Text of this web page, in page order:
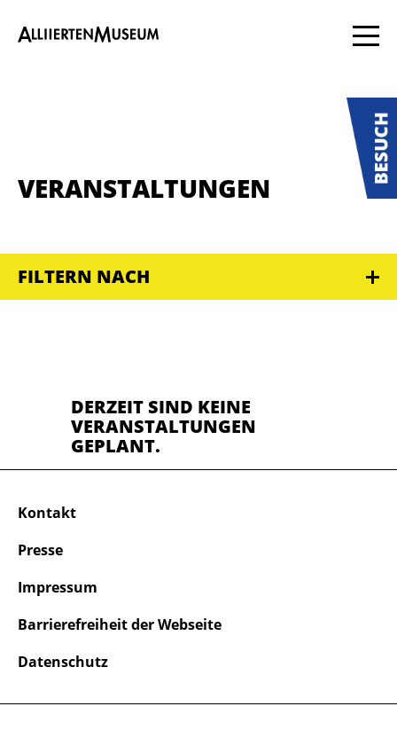
VERANSTALTUNGEN
FILTERN NACH
DERZEIT SIND KEINE
VERANSTALTUNGEN
GEPLANT.
Kontakt
Presse
Impressum
Barrierefreiheit der Webseite
Datenschutz